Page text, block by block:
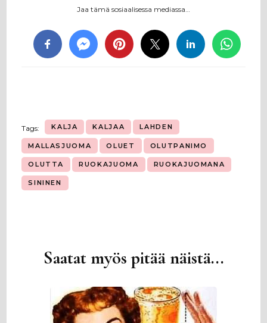
Jaa tämä sosiaalisessa mediassa…
Tags: KALJA KALJAA LAHDEN
MALLASJUOMA OLUET OLUTPANIMO
OLUTTA RUOKAJUOMA RUOKAJUOMANA
SININEN
Artikkelien
Saatat myös pitää näistä...